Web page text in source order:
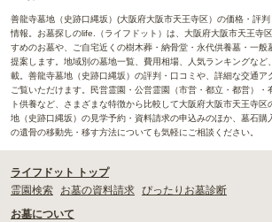
善龍寺墓地（史跡口縄坂）(大阪府大阪市天王寺区）の価格・評
情報。お墓探しのlife.（ライフドット）は、大阪府大阪市天王寺
すめのお墓や、ご自宅近くの樹木葬・納骨堂・永代供養墓・一般
提案します。地域別の墓地一覧、費用相場、人気ランキングなど
載。善龍寺墓地（史跡口縄坂）の評判・口コミや、詳細な交通ア
ご覧いただけます。民営霊園・公営霊園（市営・都立・都営）・
ト供養など、さまざまな特徴から比較して大阪府大阪市天王寺
地（史跡口縄坂）の見学予約・資料請求の申込みのほか、墓石購
の遺骨の移動先・移す方法についても気軽にご相談ください。
ライフドット トップ
霊園検索
お墓の資料請求 ぴったりお墓診断
お墓について